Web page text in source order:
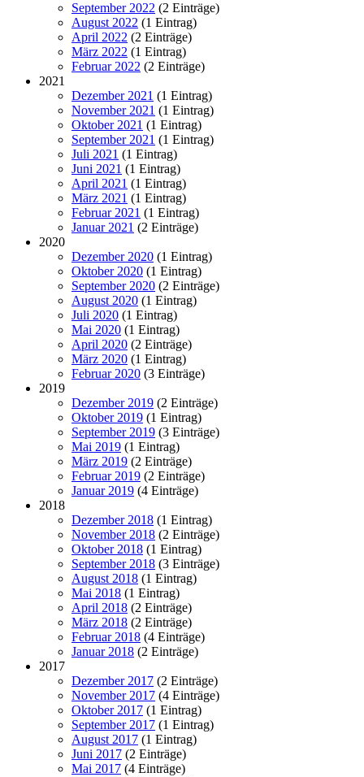
September 2022 (2 Einträge)
August 2022 (1 Eintrag)
April 2022 (2 Einträge)
März 2022 (1 Eintrag)
Februar 2022 (2 Einträge)
2021
Dezember 2021 (1 Eintrag)
November 2021 (1 Eintrag)
Oktober 2021 (1 Eintrag)
September 2021 (1 Eintrag)
Juli 2021 (1 Eintrag)
Juni 2021 (1 Eintrag)
April 2021 (1 Eintrag)
März 2021 (1 Eintrag)
Februar 2021 (1 Eintrag)
Januar 2021 (2 Einträge)
2020
Dezember 2020 (1 Eintrag)
Oktober 2020 (1 Eintrag)
September 2020 (2 Einträge)
August 2020 (1 Eintrag)
Juli 2020 (1 Eintrag)
Mai 2020 (1 Eintrag)
April 2020 (2 Einträge)
März 2020 (1 Eintrag)
Februar 2020 (3 Einträge)
2019
Dezember 2019 (2 Einträge)
Oktober 2019 (1 Eintrag)
September 2019 (3 Einträge)
Mai 2019 (1 Eintrag)
März 2019 (2 Einträge)
Februar 2019 (2 Einträge)
Januar 2019 (4 Einträge)
2018
Dezember 2018 (1 Eintrag)
November 2018 (2 Einträge)
Oktober 2018 (1 Eintrag)
September 2018 (3 Einträge)
August 2018 (1 Eintrag)
Mai 2018 (1 Eintrag)
April 2018 (2 Einträge)
März 2018 (2 Einträge)
Februar 2018 (4 Einträge)
Januar 2018 (2 Einträge)
2017
Dezember 2017 (2 Einträge)
November 2017 (4 Einträge)
Oktober 2017 (1 Eintrag)
September 2017 (1 Eintrag)
August 2017 (1 Eintrag)
Juni 2017 (2 Einträge)
Mai 2017 (4 Einträge)